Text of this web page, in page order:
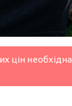
цін необхідна